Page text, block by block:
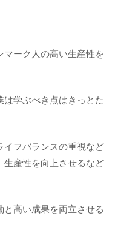
マーク人の高い生産性を
学ぶべき点はきっとた
フバランスの重視など
生産性を向上させるなど
高い成果を両立させる